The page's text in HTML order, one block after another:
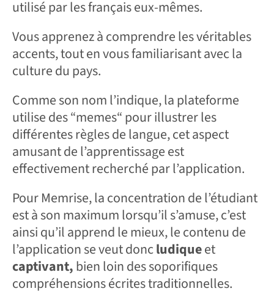
utilisé par les français eux-mêmes.
Vous apprenez à comprendre les véritables
accents, tout en vous familiarisant avec la
culture du pays.
Comme son nom l’indique, la plateforme
utilise des “memes“ pour illustrer les
différentes règles de langue, cet aspect
amusant de l’apprentissage est
effectivement recherché par l’application.
Pour Memrise, la concentration de l’étudiant
est à son maximum lorsqu’il s’amuse, c’est
ainsi qu’il apprend le mieux, le contenu de
l’application se veut doncludiqueet
captivant,bien loin des soporifiques
compréhensions écrites traditionnelles.